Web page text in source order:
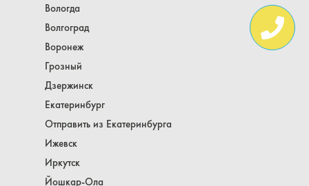
Вологда
Волгоград
Воронеж
Грозный
Дзержинск
Екатеринбург
Отправить из Екатеринбурга
Ижевск
Иркутск
Йошкар-Ола